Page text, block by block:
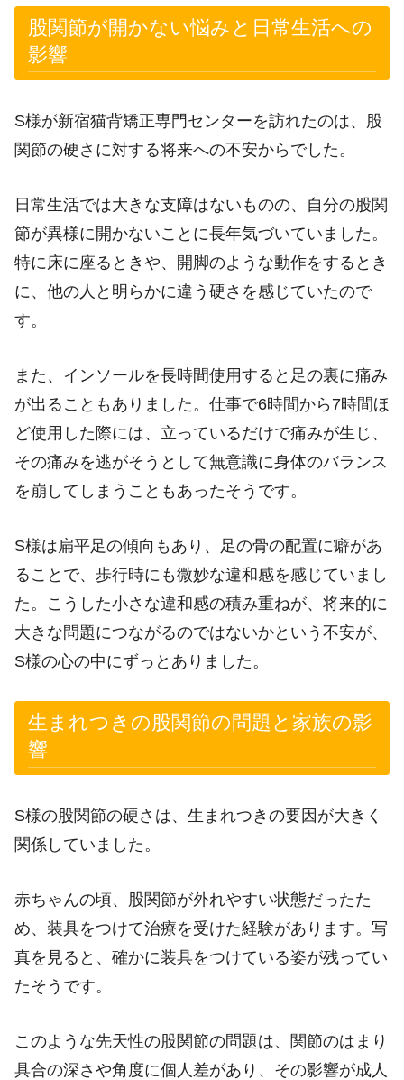
股関節が開かない悩みと日常生活への
影響
S様が新宿猫背矯正専門センターを訪れたのは、股
関節の硬さに対する将来への不安からでした。
日常生活では大きな支障はないものの、自分の股関
節が異様に開かないことに長年気づいていました。
特に床に座るときや、開脚のような動作をするとき
に、他の人と明らかに違う硬さを感じていたので
す。
また、インソールを長時間使用すると足の裏に痛み
が出ることもありました。仕事で6時間から7時間ほ
ど使用した際には、立っているだけで痛みが生じ、
その痛みを逃がそうとして無意識に身体のバランス
を崩してしまうこともあったそうです。
S様は扁平足の傾向もあり、足の骨の配置に癖があ
ることで、歩行時にも微妙な違和感を感じていまし
た。こうした小さな違和感の積み重ねが、将来的に
大きな問題につながるのではないかという不安が、
S様の心の中にずっとありました。
生まれつきの股関節の問題と家族の影
響
S様の股関節の硬さは、生まれつきの要因が大きく
関係していました。
赤ちゃんの頃、股関節が外れやすい状態だったた
め、装具をつけて治療を受けた経験があります。写
真を見ると、確かに装具をつけている姿が残ってい
たそうです。
このような先天性の股関節の問題は、関節のはまり
具合の深さや角度に個人差があり、その影響が成人